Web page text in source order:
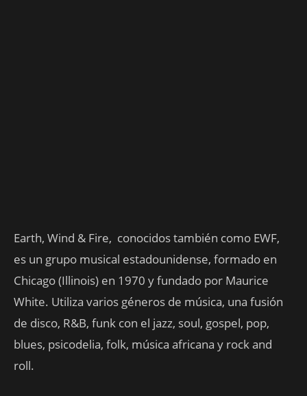
Earth, Wind & Fire, conocidos también como EWF,
es un grupo musical estadounidense, formado en
Chicago (Illinois) en 1970 y fundado por Maurice
White. Utiliza varios géneros de música, una fusión
de disco, R&B, funk con el jazz, soul, gospel, pop,
blues, psicodelia, folk, música africana y rock and
roll.